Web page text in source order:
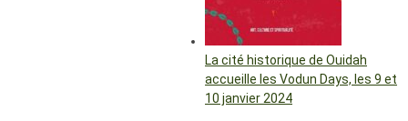
La cité historique de Ouidah
accueille les Vodun Days, les 9 et
10 janvier 2024